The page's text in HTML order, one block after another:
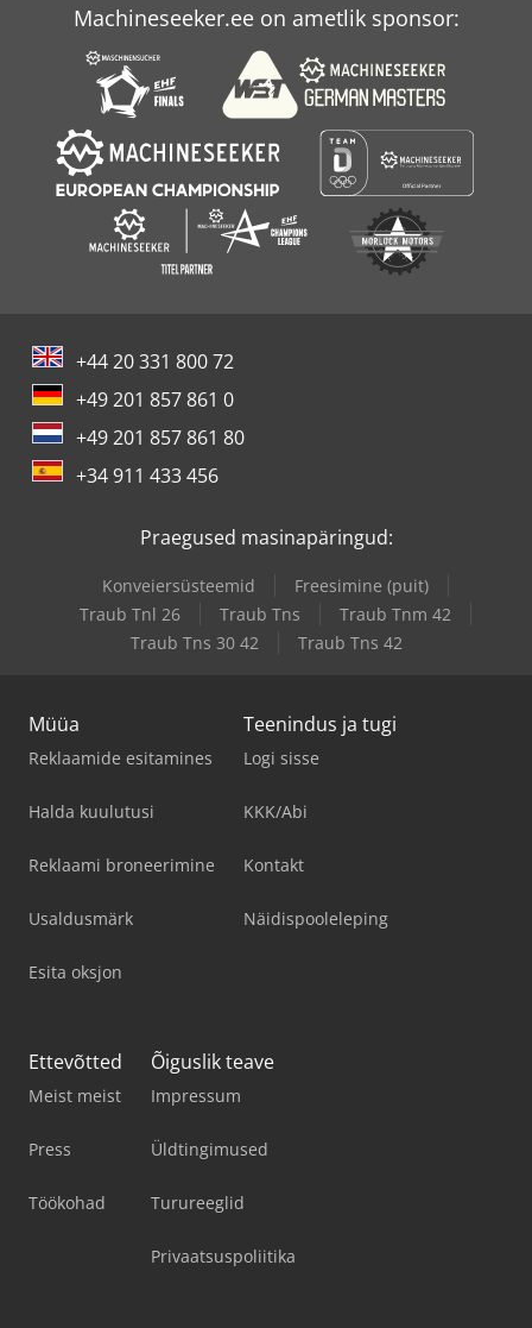
Ääriku Puurmasin
Machineseeker.ee on ametlik sponsor:
+44 20 331 800 72
+49 201 857 861 0
+49 201 857 861 80
+34 911 433 456
Praegused masinapäringud:
Konveiersüsteemid
Freesimine (puit)
Traub Tnl 26
Traub Tns
Traub Tnm 42
Traub Tns 30 42
Traub Tns 42
Müüa
Reklaamide esitamines
Halda kuulutusi
Reklaami broneerimine
Usaldusmärk
Esita oksjon
Teenindus ja tugi
Logi sisse
KKK/Abi
Kontakt
Näidispooleleping
Ettevõtted
Meist meist
Press
Töökohad
Õiguslik teave
Impressum
Üldtingimused
Turureeglid
Privaatsuspoliitika